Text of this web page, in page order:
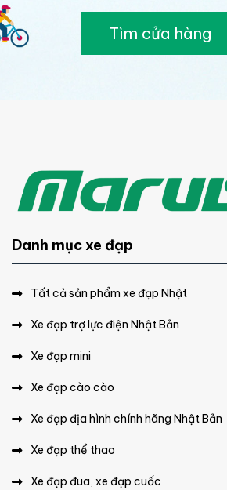
Tìm cửa hàng
Danh mục xe đạp
Tất cả sản phẩm xe đạp Nhật
Xe đạp trợ lực điện Nhật Bản
Xe đạp mini
Xe đạp cào cào
Xe đạp địa hình chính hãng Nhật Bản
Xe đạp thể thao
Xe đạp đua, xe đạp cuốc